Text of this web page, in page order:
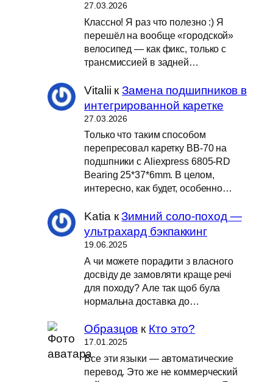
27.03.2026
Классно! Я раз что полезно :) Я
перешёл на вообще «городской»
велосипед — как фикс, только с
трансмиссией в задней…
Vitalii кЗамена подшипников в
интегрированной каретке
27.03.2026
Только что таким способом
перепресовал каретку BB-70 на
подшпники с Aliexpress 6805-RD
Bearing 25*37*6mm. В целом,
интересно, как будет, особенно…
Katia кЗимний соло-поход —
ультрахард бэкпаккинг
19.06.2025
А чи можете порадити з власного
досвіду де замовляти краще речі
для походу? Але так щоб була
нормальна доставка до…
Образцов к Кто это?
17.01.2025
Все эти языки — автоматические
перевод. Это же не коммерческий